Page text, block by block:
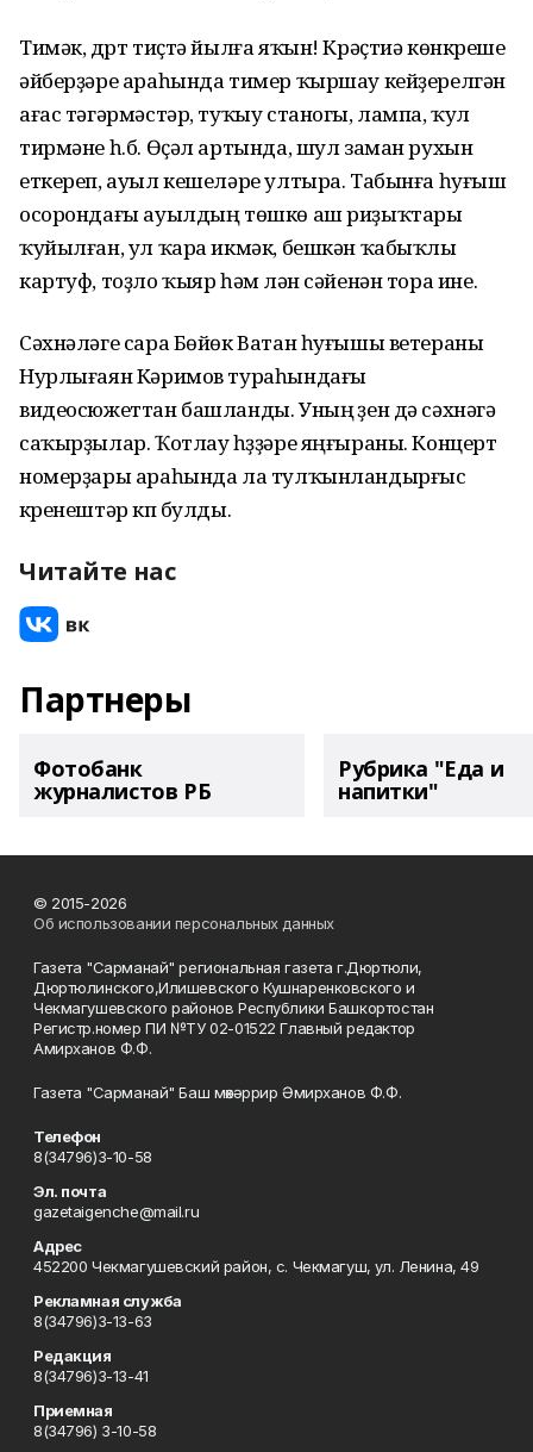
Тимәк, дүрт тиҫтә йылға яҡын! Крәҫтиә көнкүреше
әйберҙәре араһында тимер ҡыршау кейҙерелгән
ағас тәгәрмәстәр, туҡыу станогы, лампа, ҡул
тирмәне һ.б. Өҫәл артында, шул заман рухын
еткереп, ауыл кешеләре ултыра. Табынға һуғыш
осорондағы ауылдың төшкө аш риҙыҡтары
ҡуйылған, ул ҡара икмәк, бешкән ҡабыҡлы
картуф, тоҙло ҡыяр һәм үлән сәйенән тора ине.
Сәхнәләге сара Бөйөк Ватан һуғышы ветераны
Нурлығаян Кәримов тураһындағы
видеосюжеттан башланды. Уның үҙен дә сәхнәгә
саҡырҙылар. Ҡотлау һүҙҙәре яңғыраны. Концерт
номерҙары араһында ла тулҡынландырғыс
күренештәр күп булды.
Читайте нас
Партнеры
Фотобанк
журналистов РБ
Рубрика "Еда и
напитки"
© 2015-2026
Об использовании персональных данных
Газета "Сарманай" региональная газета г.Дюртюли,
Дюртюлинского,Илишевского Кушнаренковского и
Чекмагушевского районов Республики Башкортостан
Регистр.номер ПИ №ТУ 02-01522 Главный редактор
Амирханов Ф.Ф.
Газета "Сарманай" Баш мөхәррир Әмирханов Ф.Ф.
Телефон
8(34796)3-10-58
Эл. почта
gazetaigenche@mail.ru
Адрес
452200 Чекмагушевский район, с. Чекмагуш, ул. Ленина, 49
Рекламная служба
8(34796)3-13-63
Редакция
8(34796)3-13-41
Приемная
8(34796) 3-10-58